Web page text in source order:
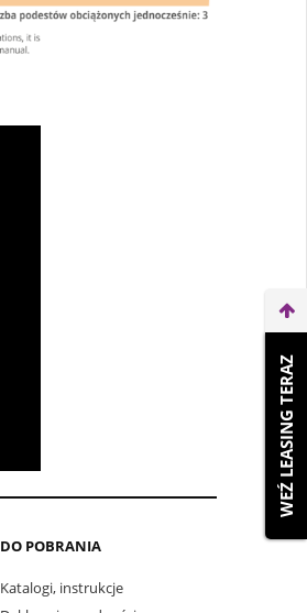
DO POBRANIA
Katalogi, instrukcje
WEŹ LEASING TERAZ